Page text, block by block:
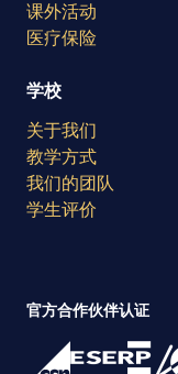
课外活动
医疗保险
学校
关于我们
教学方式
我们的团队
学生评价
官方合作伙伴认证